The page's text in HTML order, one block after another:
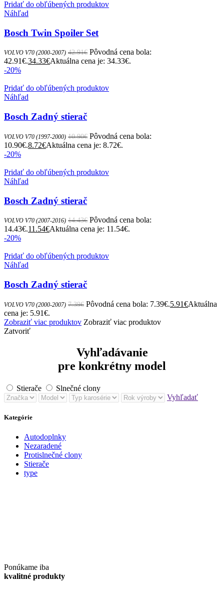
Pridať do obľúbených produktov
Náhľad
Bosch Twin Spoiler Set
VOLVO V70 (2000-2007) 42.91€ Pôvodná cena bola:
42.91€.34.33€Aktuálna cena je: 34.33€.
-20%
Pridať do obľúbených produktov
Náhľad
Bosch Zadný stierač
VOLVO V70 (1997-2000) 10.90€ Pôvodná cena bola:
10.90€.8.72€Aktuálna cena je: 8.72€.
-20%
Pridať do obľúbených produktov
Náhľad
Bosch Zadný stierač
VOLVO V70 (2007-2016) 14.43€ Pôvodná cena bola:
14.43€.11.54€Aktuálna cena je: 11.54€.
-20%
Pridať do obľúbených produktov
Náhľad
Bosch Zadný stierač
VOLVO V70 (2000-2007) 7.39€ Pôvodná cena bola: 7.39€.5.91€Aktuálna
cena je: 5.91€.
Zobraziť viac produktov Zobraziť viac produktov
Zatvoriť
Vyhľadávanie
pre konkrétny model
Stierače
Slnečné clony
Vyhľadať
Kategórie
Autodoplnky
Nezaradené
Protislnečné clony
Stierače
type
Ponúkame iba
kvalitné produkty